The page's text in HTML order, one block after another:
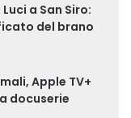
a San Siro:
del brano
Apple TV+
docuserie